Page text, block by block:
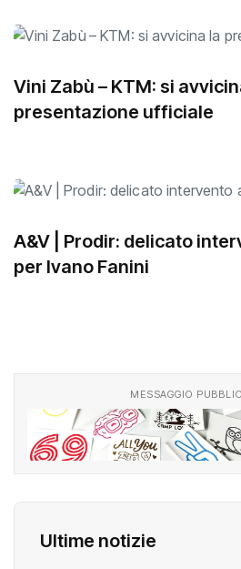
Vini Zabù – KTM: si
presentazione ufficiale
A&V | Prodir: delicato
per Ivano Fanini
MESSAGGIO
Ultime notizie